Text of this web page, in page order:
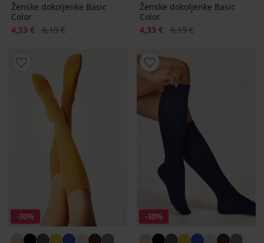
Ženske dokoljenke Basic
Color
Popust
4,33 € Prvobitna cijena
6,19 €
Ženske dokoljenke Basic
Color
Popust
4,33 € Prvobitna cijena
6,19 €
-30% -30%